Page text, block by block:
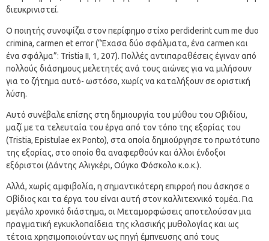
διευκρινιστεί.
Ο ποιητής συνοψίζει στον περίφημο στίχο perdiderint cum me duo
crimina, carmen et error (“Έχασα δύο σφάλματα, ένα carmen και
ένα σφάλμα”: Tristia II, 1, 207). Πολλές αντιπαραθέσεις έγιναν από
πολλούς διάσημους μελετητές ανά τους αιώνες για να μιλήσουν
για το ζήτημα αυτό- ωστόσο, χωρίς να καταλήξουν σε οριστική
λύση.
Αυτό συνέβαλε επίσης στη δημιουργία του μύθου του Οβιδίου,
μαζί με τα τελευταία του έργα από τον τόπο της εξορίας του
(Tristia, Epistulae ex Ponto), στα οποία δημιούργησε το πρωτότυπο
της εξορίας, στο οποίο θα αναφερθούν και άλλοι ένδοξοι
εξόριστοι (Δάντης Αλιγκέρι, Ούγκο Φόσκολο κ.ο.κ.).
Αλλά, χωρίς αμφιβολία, η σημαντικότερη επιρροή που άσκησε ο
Οβίδιος και τα έργα του είναι αυτή στον καλλιτεχνικό τομέα. Για
μεγάλο χρονικό διάστημα, οι Μεταμορφώσεις αποτελούσαν μια
πραγματική εγκυκλοπαίδεια της κλασικής μυθολογίας και ως
τέτοια χρησιμοποιούνταν ως πηγή έμπνευσης από τους